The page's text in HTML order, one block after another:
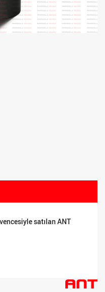
satılan ANT